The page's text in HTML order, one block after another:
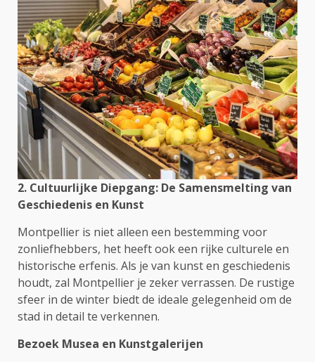
2. Cultuurlijke Diepgang: De Samensmelting van
Geschiedenis en Kunst
Montpellier is niet alleen een bestemming voor
zonliefhebbers, het heeft ook een rijke culturele en
historische erfenis. Als je van kunst en geschiedenis
houdt, zal Montpellier je zeker verrassen. De rustige
sfeer in de winter biedt de ideale gelegenheid om de
stad in detail te verkennen.
Bezoek Musea en Kunstgalerijen